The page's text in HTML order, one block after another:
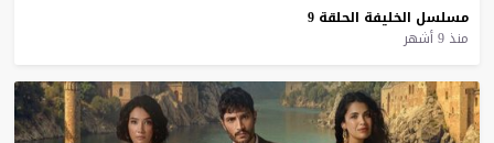
مسلسل الخليفة الحلقة 9
منذ 9 أشهر